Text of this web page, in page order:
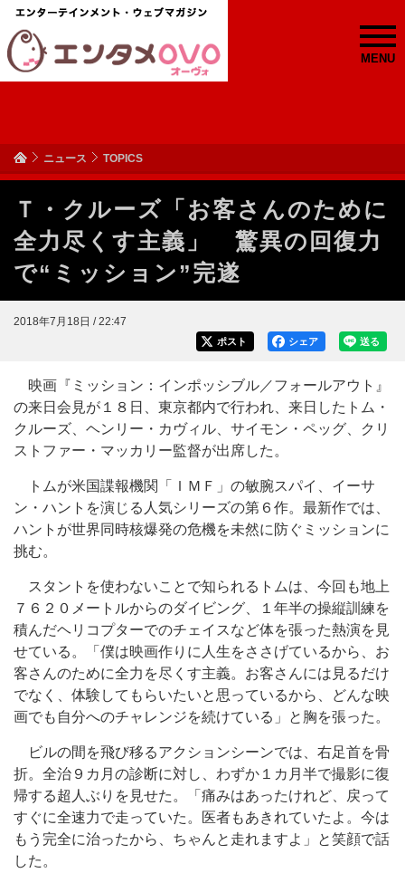
MENU
ニュース TOPICS
Ｔ・クルーズ「お客さんのために
全力尽くす主義」 驚異の回復力
で“ミッション”完遂
2018年7月18日 / 22:47
送る
シェア
ポスト
映画『ミッション：インポッシブル／フォールアウト』
の来日会見が１８日、東京都内で行われ、来日したトム・
クルーズ、ヘンリー・カヴィル、サイモン・ペッグ、クリ
ストファー・マッカリー監督が出席した。
トムが米国諜報機関「ＩＭＦ」の敏腕スパイ、イーサ
ン・ハントを演じる人気シリーズの第６作。最新作では、
ハントが世界同時核爆発の危機を未然に防ぐミッションに
挑む。
スタントを使わないことで知られるトムは、今回も地上
７６２０メートルからのダイビング、１年半の操縦訓練を
積んだヘリコプターでのチェイスなど体を張った熱演を見
せている。「僕は映画作りに人生をささげているから、お
客さんのために全力を尽くす主義。お客さんには見るだけ
でなく、体験してもらいたいと思っているから、どんな映
画でも自分へのチャレンジを続けている」と胸を張った。
ビルの間を飛び移るアクションシーンでは、右足首を骨
折。全治９カ月の診断に対し、わずか１カ月半で撮影に復
帰する超人ぶりを見せた。「痛みはあったけれど、戻って
すぐに全速力で走っていた。医者もあきれていたよ。今は
もう完全に治ったから、ちゃんと走れますよ」と笑顔で話
した。